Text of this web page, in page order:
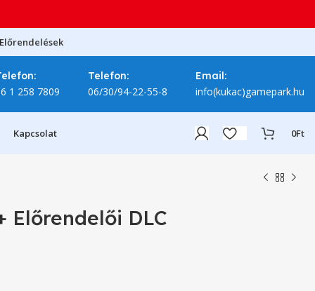
Előrendelések
1 258 7809
Telefon:
06/30/94-22-55-8
Email:
info(kukac)gamepark.hu
Kapcsolat 0Ft
Előrendelői DLC